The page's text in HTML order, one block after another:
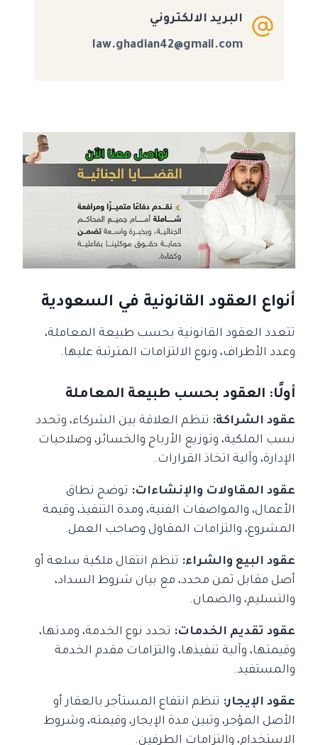
البريد الالكتروني
law.ghadian42@gmail.com
أنواع العقود القانونية في السعودية
تتعدد العقود القانونية بحسب طبيعة المعاملة،
وعدد الأطراف، ونوع الالتزامات المترتبة عليها.
أولًا: العقود بحسب طبيعة المعاملة
عقود الشراكة: تنظم العلاقة بين الشركاء، وتحدد
نسب الملكية، وتوزيع الأرباح والخسائر، وصلاحيات
الإدارة، وآلية اتخاذ القرارات.
عقود المقاولات والإنشاءات: توضح نطاق
الأعمال، والمواصفات الفنية، ومدة التنفيذ، وقيمة
المشروع، والتزامات المقاول وصاحب العمل.
عقود البيع والشراء: تنظم انتقال ملكية سلعة أو
أصل مقابل ثمن محدد، مع بيان شروط السداد،
والتسليم، والضمان.
عقود تقديم الخدمات: تحدد نوع الخدمة، ومدتها،
وقيمتها، وآلية تنفيذها، والتزامات مقدم الخدمة
والمستفيد.
عقود الإيجار: تنظم انتفاع المستأجر بالعقار أو
الأصل المؤجر، وتبين مدة الإيجار، وقيمته، وشروط
الاستخدام، والتزامات الطرفين.